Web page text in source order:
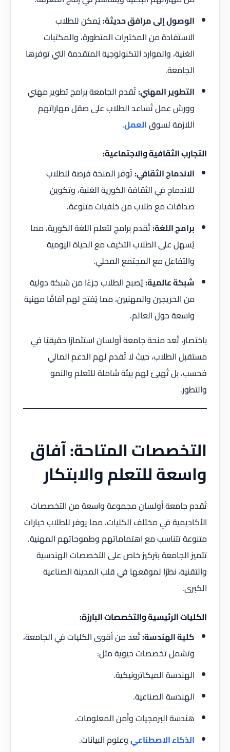
الوصول إلى مرافق حديثة:يُمكن للطلاب
الاستفادة من المختبرات المتطورة، والمكتبات
الغنية، والموارد التكنولوجية المتقدمة التي توفرها
الجامعة.
التطوير المهني:تُقدم الجامعة برامج تطوير مهني
وورش عمل تُساعد الطلاب على صقل مهاراتهم
اللازمة لسوقالعمل.
التجارب الثقافية والاجتماعية:
الاندماج الثقافي:تُوفر المنحة فرصة للطلاب
للاندماج في الثقافة الكورية الغنية، وتكوين
صداقات مع طلاب من خلفيات متنوعة.
برامج اللغة:تُقدم برامج لتعلم اللغة الكورية، مما
يُسهل على الطلاب التكيف مع الحياة اليومية
والتفاعل مع المجتمع المحلي.
شبكة عالمية:يُصبح الطلاب جزءًا من شبكة دولية
من الخريجين والمهنيين، مما يُفتح لهم آفاقًا مهنية
واسعة حول العالم.
باختصار، تُعد منحة جامعة أولسان استثمارًا حقيقيًا في
مستقبل الطلاب، حيث لا تُقدم لهم الدعم المالي
فحسب، بل تُهيئ لهم بيئة شاملة للتعلم والنمو
والتطور.
التخصصات المتاحة: آفاق
واسعة للتعلم والابتكار
تُقدم جامعة أولسان مجموعة واسعة من التخصصات
الأكاديمية في مختلف الكليات، مما يوفر للطلاب خيارات
متنوعة تتناسب مع اهتماماتهم وطموحاتهم المهنية.
تتميز الجامعة بتركيز خاص على التخصصات الهندسية
والتقنية، نظرًا لموقعها في قلب المدينة الصناعية
الكبرى.
الكليات الرئيسية والتخصصات البارزة:
كلية الهندسة:تُعد من أقوى الكليات في الجامعة،
وتشمل تخصصات حيوية مثل:
الهندسة الميكاترونيكية.
الهندسة الصناعية.
هندسة البرمجيات وأمن المعلومات.
الذكاء الاصطناعيوعلوم البيانات.